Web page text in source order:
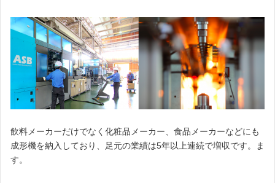
飲料メーカーだけでなく化粧品メーカー、食品メーカーなどにも
成形機を納入しており、足元の業績は5年以上連続で増収です。ま
す。